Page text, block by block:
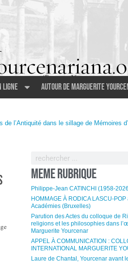
ligne Autour de Marguerite
l’Antiquité dans le sillage de Mémoires
MEME RUBRIQUE
Philippe-Jean CATINCHI (1958-
HOMMAGE À RODICA LASCU-
Académies (Bruxelles)
Parution des Actes du colloque de
religions et les philosophies dans
Marguerite Yourcenar
APPEL À COMMUNICATION :
INTERNATIONAL MARGUERITE
Laure de Chantal, Yourcenar avant